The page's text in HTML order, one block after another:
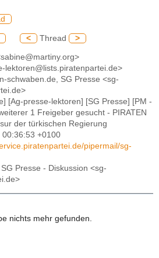
< Thread >
lektoren@lists.piratenpartei.de>
schwaben.de, SG Presse <sg-
[Ag-presse-lektoren] [SG Presse] [PM -
1 Freigeber gesucht - PIRATEN
der türkischen Regierung
+0100
pipermail/sg-
Presse - Diskussion <sg-
nichts mehr gefunden.